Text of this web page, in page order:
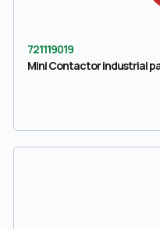
721119019
Mini Contactor industrial